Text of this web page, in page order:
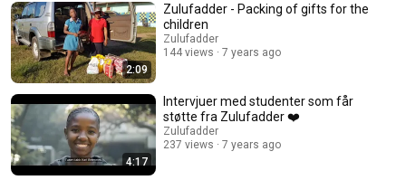
2:09
Zulufadder - Packing of gifts for the
children
Zulufadder
144 views
7 years ago
4:17
Intervjuer med studenter som får
støtte fra Zulufadder ❤️
Zulufadder
237 views
7 years ago